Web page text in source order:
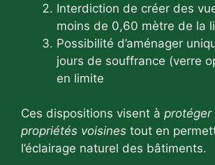
Interdiction de créer des
moins de 0,60 mètre de la
Possibilité d’aménager
jours de souffrance (verre
en limite
Ces dispositions visent à protéger
propriétés voisines tout en
l’éclairage naturel des bâtiments.